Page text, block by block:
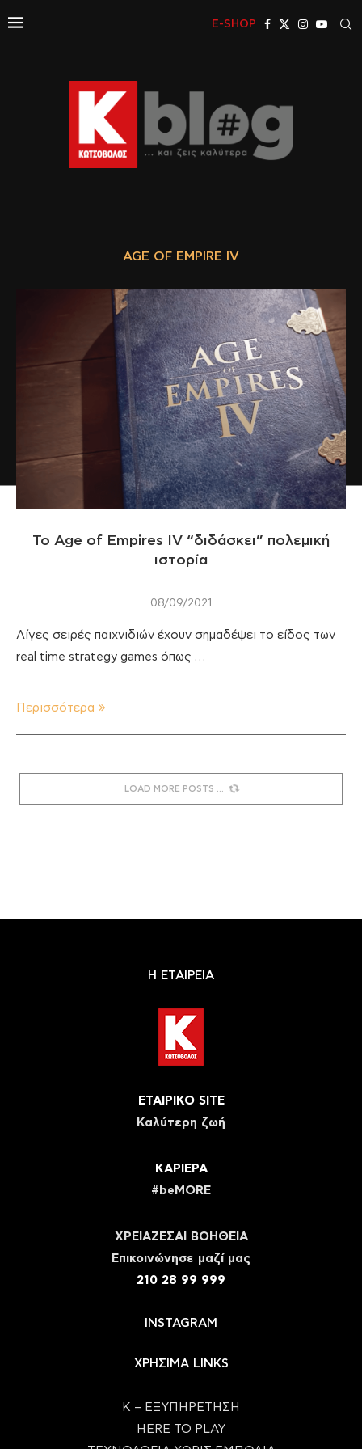
E-SHOP
AGE OF EMPIRE IV
To Age of Empires IV “διδάσκει” πολεμική
ιστορία
08/09/2021
Λίγες σειρές παιχνιδιών έχουν σημαδέψει το είδος των
real time strategy games όπως …
Περισσότερα
LOAD MORE POSTS
Η ΕΤΑΙΡΕΙΑ
ΕΤΑΙΡΙΚΟ SITE
Καλύτερη ζωή
ΚΑΡΙΕΡΑ
#beMORE
ΧΡΕΙΑΖΕΣΑΙ ΒΟΗΘΕΙΑ
Eπικοινώνησε μαζί μας
210 28 99 999
INSTAGRAM
ΧΡΗΣΙΜΑ LINKS
Κ – ΕΞΥΠΗΡΕΤΗΣΗ
HERE TO PLAY